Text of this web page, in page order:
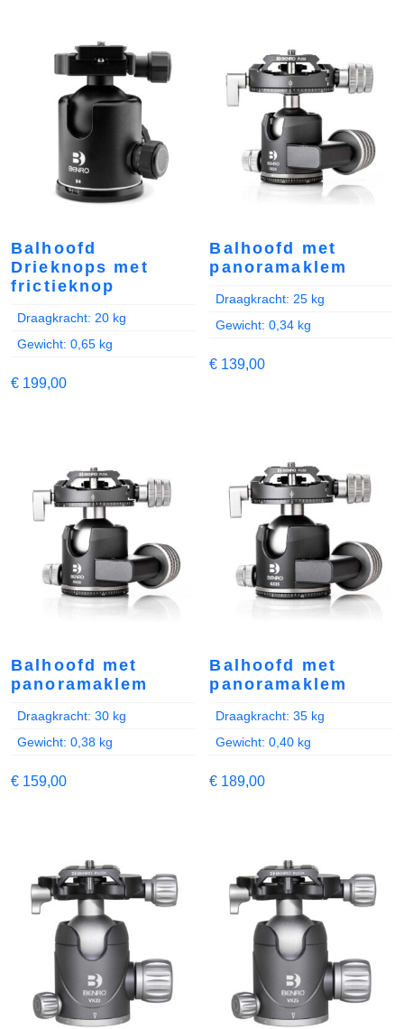
Balhoofd
Drieknops met
frictieknop
Draagkracht: 20 kg
Gewicht: 0,65 kg
€ 199,00
Balhoofd met
panoramaklem
Draagkracht: 25 kg
Gewicht: 0,34 kg
€ 139,00
Balhoofd met
panoramaklem
Draagkracht: 30 kg
Gewicht: 0,38 kg
€ 159,00
Balhoofd met
panoramaklem
Draagkracht: 35 kg
Gewicht: 0,40 kg
€ 189,00